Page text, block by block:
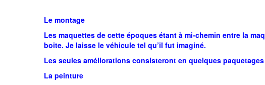
Le montage
Les maquettes de cette époques étant à mi-chemin entre la
boite. Je laisse le véhicule tel qu’il fut imaginé.
Les seules améliorations consisteront en quelques
La peinture